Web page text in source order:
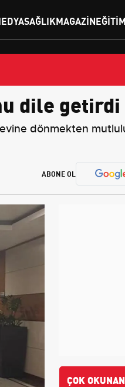
SAĞLIKMAGAZINEĞITIM
dile getirdi
dönmekten
ABONE OL
ÇOK